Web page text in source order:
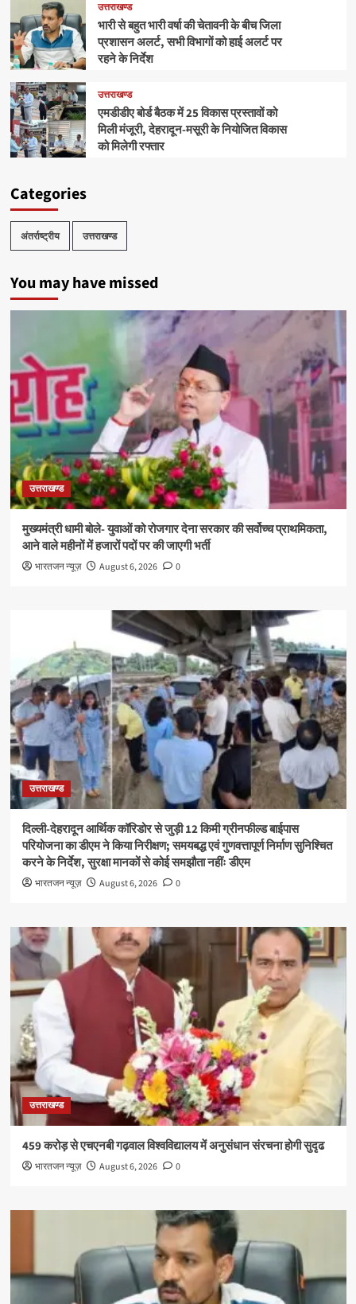
उत्तराखण्ड
भारी से बहुत भारी वर्षा की चेतावनी के बीच जिला
प्रशासन अलर्ट, सभी विभागों को हाई अलर्ट पर
रहने के निर्देश
उत्तराखण्ड
एमडीडीए बोर्ड बैठक में 25 विकास प्रस्तावों को
मिली मंजूरी, देहरादून-मसूरी के नियोजित विकास
को मिलेगी रफ्तार
Categories
अंतर्राष्ट्रीय उत्तराखण्ड
You may have missed
उत्तराखण्ड
मुख्यमंत्री धामी बोले- युवाओं को रोजगार देना सरकार की सर्वोच्च प्राथमिकता,
आने वाले महीनों में हजारों पदों पर की जाएगी भर्ती
भारतजन न्यूज़ August 6, 2026 0
उत्तराखण्ड
दिल्ली-देहरादून आर्थिक कॉरिडोर से जुड़ी 12 किमी ग्रीनफील्ड बाईपास
परियोजना का डीएम ने किया निरीक्षण; समयबद्ध एवं गुणवत्तापूर्ण निर्माण सुनिश्चित
करने के निर्देश, सुरक्षा मानकों से कोई समझौता नहींः डीएम
भारतजन न्यूज़ August 6, 2026 0
उत्तराखण्ड
459 करोड़ से एचएनबी गढ़वाल विश्वविद्यालय में अनुसंधान संरचना होगी सुदृढ
भारतजन न्यूज़ August 6, 2026 0